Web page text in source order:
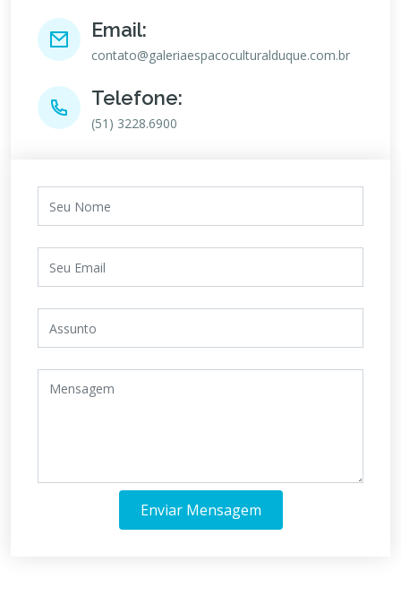
Email:
contato@galeriaespacoculturalduque.com.br
Telefone:
(51) 3228.6900
Enviar Mensagem